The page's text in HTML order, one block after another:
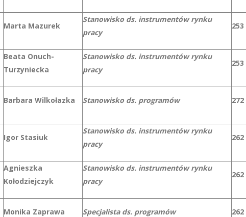
Marta Mazurek
Stanowisko ds. instrumentów rynku
pracy
253
Beata Onuch-
Turzyniecka
Stanowisko ds. instrumentów rynku
pracy
253
Barbara Wilkołazka Stanowisko ds. programów 272
Igor Stasiuk
Stanowisko ds. instrumentów rynku
pracy
262
Agnieszka
Kołodziejczyk
Stanowisko ds. instrumentów rynku
pracy
262
Monika Zaprawa Specjalista ds. programów 262